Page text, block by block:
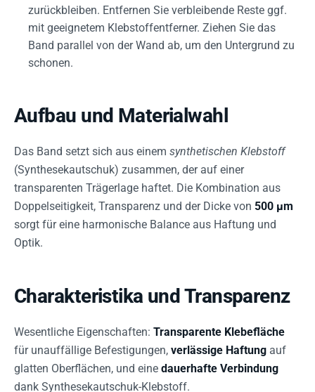
zurückbleiben. Entfernen Sie verbleibende Reste ggf.
mit geeignetem Klebstoffentferner. Ziehen Sie das
Band parallel von der Wand ab, um den Untergrund zu
schonen.
Aufbau und Materialwahl
Das Band setzt sich aus einem synthetischen Klebstoff
(Synthesekautschuk) zusammen, der auf einer
transparenten Trägerlage haftet. Die Kombination aus
Doppelseitigkeit, Transparenz und der Dicke von 500 µm
sorgt für eine harmonische Balance aus Haftung und
Optik.
Charakteristika und Transparenz
Wesentliche Eigenschaften: Transparente Klebefläche
für unauffällige Befestigungen, verlässige Haftung auf
glatten Oberflächen, und eine dauerhafte Verbindung
dank Synthesekautschuk-Klebstoff.